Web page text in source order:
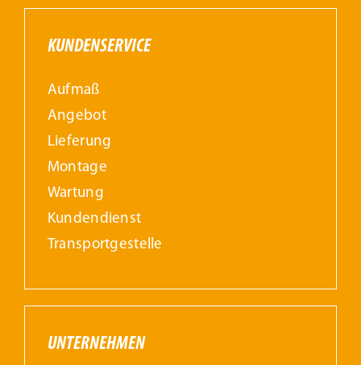
KUNDENSERVICE
Aufmaß
Angebot
Lieferung
Montage
Wartung
Kundendienst
Transportgestelle
UNTERNEHMEN